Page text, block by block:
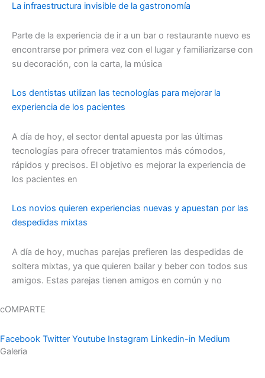
La infraestructura invisible de la gastronomía
Parte de la experiencia de ir a un bar o restaurante nuevo es
encontrarse por primera vez con el lugar y familiarizarse con
su decoración, con la carta, la música
Los dentistas utilizan las tecnologías para mejorar la
experiencia de los pacientes
A día de hoy, el sector dental apuesta por las últimas
tecnologías para ofrecer tratamientos más cómodos,
rápidos y precisos. El objetivo es mejorar la experiencia de
los pacientes en
Los novios quieren experiencias nuevas y apuestan por las
despedidas mixtas
A día de hoy, muchas parejas prefieren las despedidas de
soltera mixtas, ya que quieren bailar y beber con todos sus
amigos. Estas parejas tienen amigos en común y no
cOMPARTE
Facebook Twitter Youtube Instagram Linkedin-in Medium
Galeria